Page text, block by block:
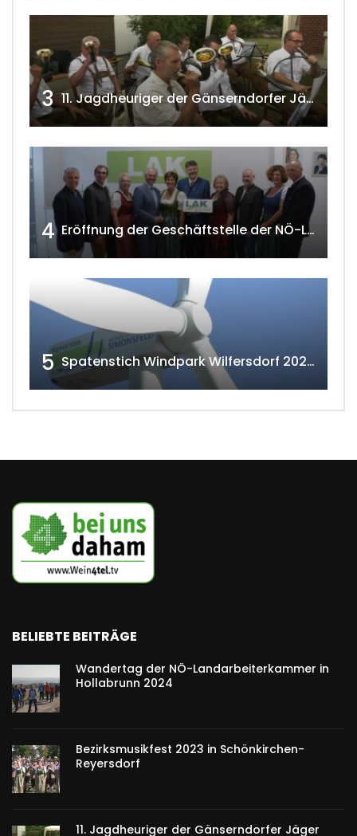
3 11. Jagdheuriger der Gänserndorfer Jäger 2020 w4tv166
4 Eröffnung der Geschäftstelle der NÖ-Landarbeiterkammer in Mistelbach w4tv174
5 Spatenstich Windpark Wilfersdorf 2023 w4tv177
BELIEBTE BEITRÄGE
Wandertag der NÖ-Landarbeiterkammer in
Hollabrunn 2024
Bezirksmusikfest 2023 in Schönkirchen-
Reyersdorf
11. Jagdheuriger der Gänserndorfer Jäger